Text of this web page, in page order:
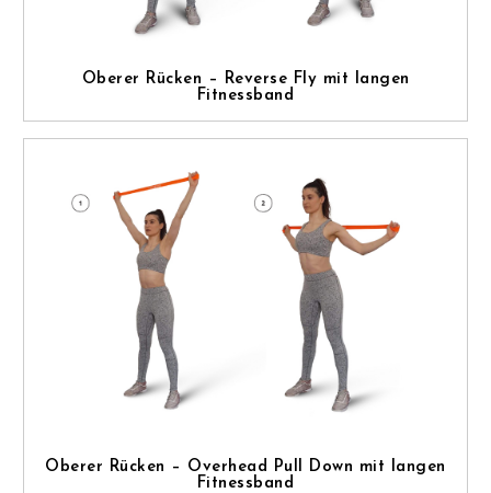
Oberer Rücken – Reverse Fly mit langen
Fitnessband
Oberer Rücken – Overhead Pull Down mit langen
Fitnessband